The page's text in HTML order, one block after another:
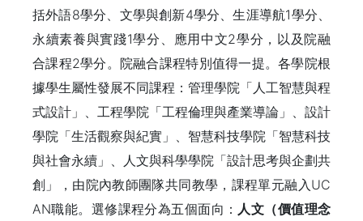
括外語8學分、文學與創新4學分、生涯導航1學分、
永續素養與實踐1學分、應用中文2學分，以及院融
合課程2學分。院融合課程特別值得一提。各學院根
據學生屬性發展不同課程：管理學院「人工智慧與程
式設計」、工程學院「工程倫理與產業導論」、設計
學院「生活觀察與紀實」、智慧科技學院「智慧科技
與社會永續」、人文與科學學院「設計思考與企劃共
創」，由院內教師團隊共同教學，課程單元融入UC
AN職能。選修課程分為五個面向： 人文（價值理念